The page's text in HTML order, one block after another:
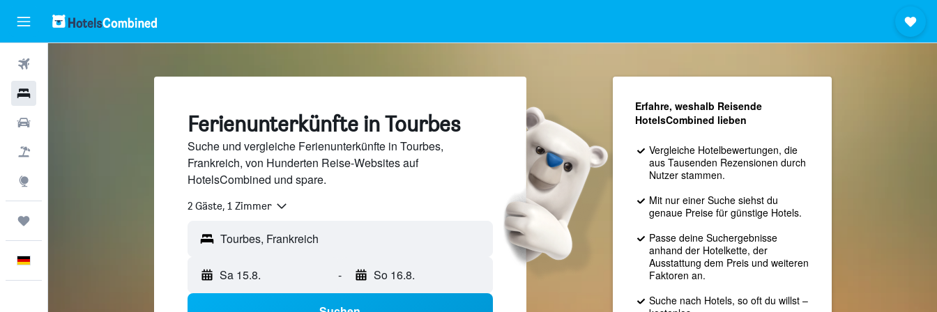
Ferienunterkünfte in Tourbes
Suche und vergleiche Ferienunterkünfte in Tourbes,
Frankreich, von Hunderten Reise-Websites auf
HotelsCombined und spare.
2 Gäste, 1 Zimmer
Sa 15.8. - So 16.8.
Erfahre, weshalb Reisende
HotelsCombined lieben
Vergleiche Hotelbewertungen, die
aus Tausenden Rezensionen durch
Nutzer stammen.
Mit nur einer Suche siehst du
genaue Preise für günstige Hotels.
Passe deine Suchergebnisse
anhand der Hotelkette, der
Ausstattung dem Preis und weiteren
Faktoren an.
Suche nach Hotels, so oft du willst –